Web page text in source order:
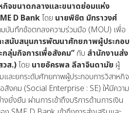
จขนาดกลางและขนาดย่อมแห่ง
D Bankโดย นายพิชิต มิทราวงศ์
บันทึกข้อตกลงความร่วมมือ (MOU) เพื่อ
ะสนับสนุนการพัฒนาศักยภาพผู้ประกอบ
ลุ่มกิจการเพื่อสังคม” กับ สำนักงานส่ง
วส.)โดย นายอัครพล ลีลาจินดามัย ผู้
และยกระดับศักยภาพผู้ประกอบการวิสาหกิจ
สังคม (Social Enterprise : SE) ให้มีความ
งยั่งยืน ผ่านการเข้าถึงบริการด้านการเงิน